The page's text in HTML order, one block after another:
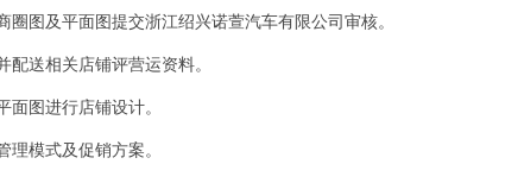
图及平面图提交浙江绍兴诺萱汽车有限公司审核。
送相关店铺评营运资料。
图进行店铺设计。
模式及促销方案。